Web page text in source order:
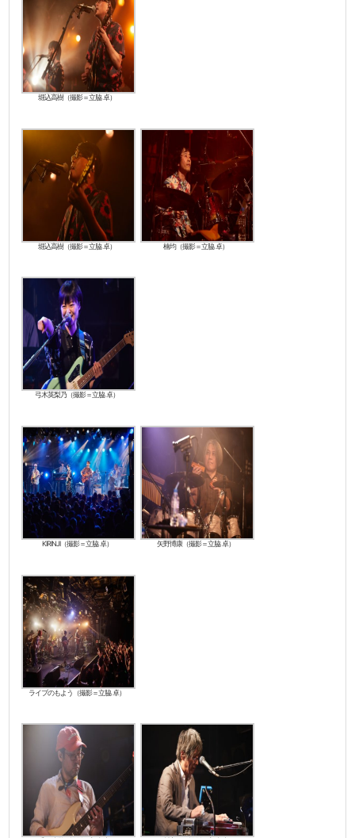
堀込高樹（撮影＝立脇 卓）
堀込高樹（撮影＝立脇 卓） 楠均（撮影＝立脇 卓）
弓木英梨乃（撮影＝立脇 卓）
KIRINJI（撮影＝立脇 卓） 矢野博康（撮影＝立脇 卓）
ライブのもよう（撮影＝立脇 卓）